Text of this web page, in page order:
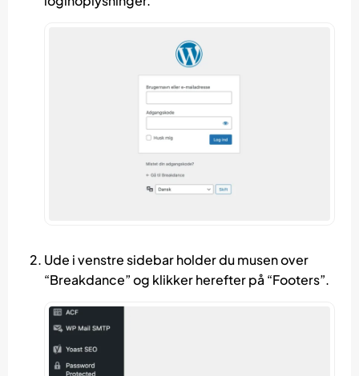
Ude i venstre sidebar holder du musen over
“Breakdance” og klikker herefter på “Footers”.